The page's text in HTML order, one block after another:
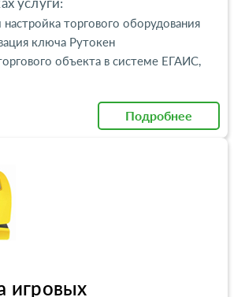
торгового оборудования
ключа Рутокен
объекта в системе ЕГАИС,
Подробнее
игровых